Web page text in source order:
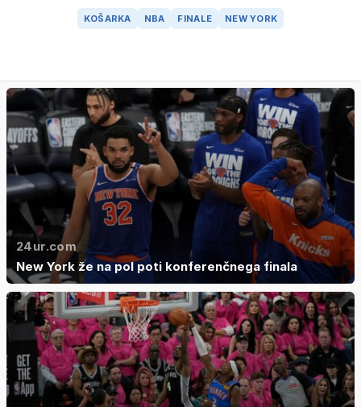
KOŠARKA NBA FINALE NEW YORK
24ur.com
New York že na pol poti konferenčnega finala